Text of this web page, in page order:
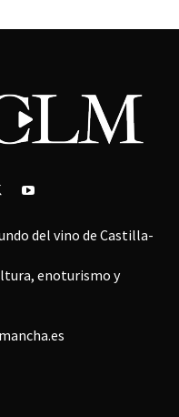
del vino de Castilla-
enoturismo y